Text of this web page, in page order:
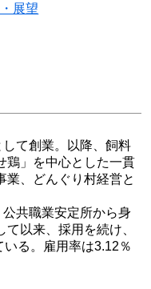
展望
て創業。以降、飼料
鶏」を中心とした一貫
業、どんぐり村経営と
共職業安定所から身
以来、採用を続け、
る。雇用率は3.12％